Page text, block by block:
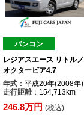
バンコン
レジアスエース リトルノ
オクタービア4.7
年式 ：平成20年(2008年)
走行距離：154,713km
246.8万円 (税込)